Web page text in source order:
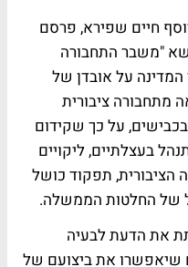
חיים שפירא, פרסם
"משבר התחבורה
המדינה על אובדן של
מתחבורה ציבורית
על כך שקידום
בעצלתיים, ליקויים
הציבורית, תפקוד כושל
של החלטות הממשלה.
את הדעת לבעיה
שיאפשרו את ביצועם של